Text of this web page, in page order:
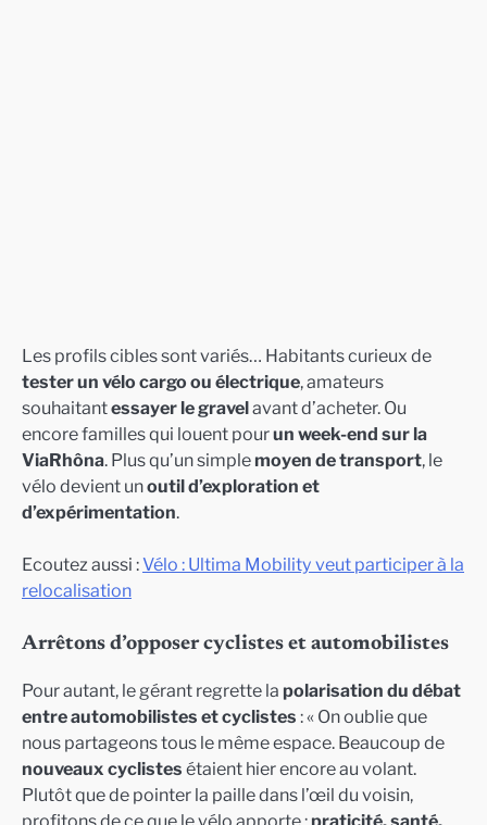
Les profils cibles sont variés… Habitants curieux de
tester un vélo cargo ou électrique, amateurs
souhaitantessayer le gravelavant d’acheter. Ou
encore familles qui louent pourun week-end sur la
ViaRhôna. Plus qu’un simple moyen de transport, le
vélo devient unoutil d’exploration et
d’expérimentation.
Ecoutez aussi :Vélo : Ultima Mobility veut participer à la
relocalisation
Arrêtons d’opposer cyclistes et automobilistes
Pour autant, le gérant regrette la polarisation du débat
entre automobilistes et cyclistes : « On oublie que
nous partageons tous le même espace. Beaucoup de
nouveaux cyclistes étaient hier encore au volant.
Plutôt que de pointer la paille dans l’œil du voisin,